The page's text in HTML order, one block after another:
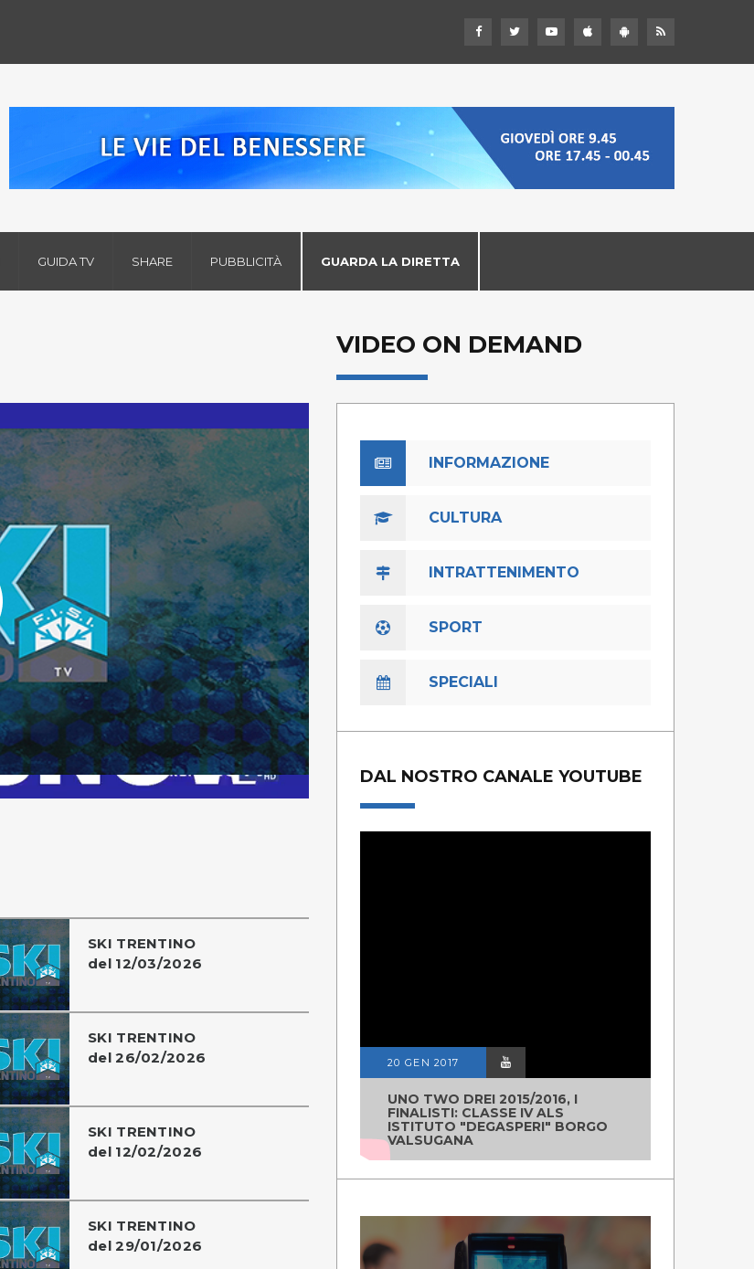
GUIDA TV SHARE PUBBLICITÀ GUARDA LA DIRETTA
SKI TRENTINO
del 12/03/2026
SKI TRENTINO
del 26/02/2026
SKI TRENTINO
del 12/02/2026
SKI TRENTINO
del 29/01/2026
VIDEO ON DEMAND
INFORMAZIONE
CULTURA
INTRATTENIMENTO
SPORT
SPECIALI
DAL NOSTRO CANALE YOUTUBE
20 GEN 2017
UNO TWO DREI 2015/2016, I
FINALISTI: CLASSE IV ALS
ISTITUTO "DEGASPERI" BORGO
VALSUGANA